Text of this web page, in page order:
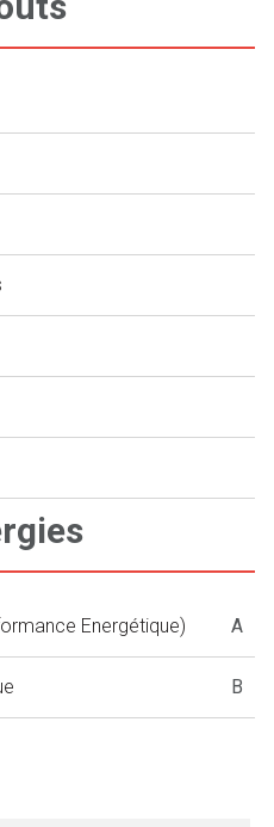
Energétique) A
B